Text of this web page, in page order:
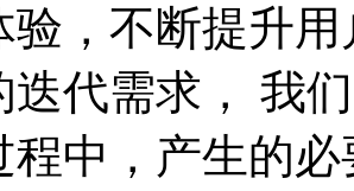
验，不断提升
迭代需求， 我
程中，产生的